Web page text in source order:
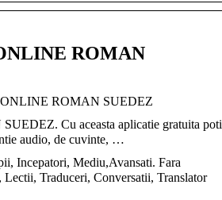
ROMAN
ROMAN SUEDEZ
Cu aceasta aplicatie gratuita poti
audio, de cuvinte, …
Incepatori, Mediu,Avansati. Fara
Traduceri, Conversatii, Translator